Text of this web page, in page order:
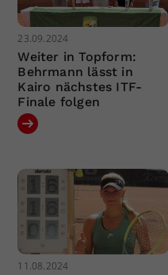
23.09.2024
Weiter in Topform:
Behrmann lässt in
Kairo nächstes ITF-
Finale folgen
11.08.2024